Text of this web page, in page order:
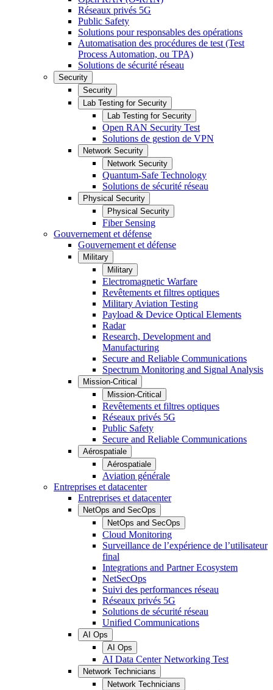
Réseaux privés 5G
Public Safety
Solutions pour responsables des opérations
Automatisation des procédures de test (Test
Process Automation, ou TPA)
Solutions de sécurité réseau
Security
Security
Lab Testing for Security
Lab Testing for Security
Open RAN Security Test
Solutions de gestion de VPN
Network Security
Network Security
Quantum-Safe Technology
Solutions de sécurité réseau
Physical Security
Physical Security
Fiber Sensing
Gouvernement et défense
Gouvernement et défense
Military
Military
Electromagnetic Warfare
Revêtements et filtres optiques
Military Aviation Testing
Payload & Device Optical Elements
Radar
Research, Development and
Manufacturing
Secure and Reliable Communications
Spectrum Monitoring and Signal Analysis
Mission-Critical
Mission-Critical
Revêtements et filtres optiques
Réseaux privés 5G
Public Safety
Secure and Reliable Communications
Aérospatiale
Aérospatiale
Aviation générale
Entreprises et datacenter
Entreprises et datacenter
NetOps and SecOps
NetOps and SecOps
Cloud Monitoring
Surveillance de l’expérience de l’utilisateur
final
Integrations and Partner Ecosystem
NetSecOps
Suivi des performances réseau
Réseaux privés 5G
Solutions de sécurité réseau
Unified Communications
AI Ops
AI Ops
AI Data Center Networking Test
Network Technicians
Network Technicians